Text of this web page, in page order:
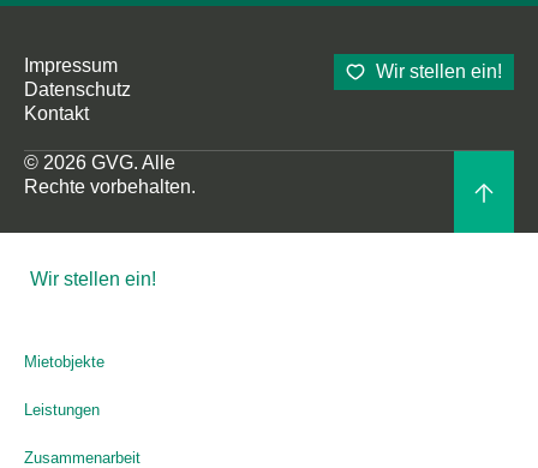
© 2026 GVG. Alle
Rechte vorbehalten.
Wir stellen ein!
Impressum
Datenschutz
Kontakt
Wir stellen ein!
Mietobjekte
Leistungen
Zusammenarbeit